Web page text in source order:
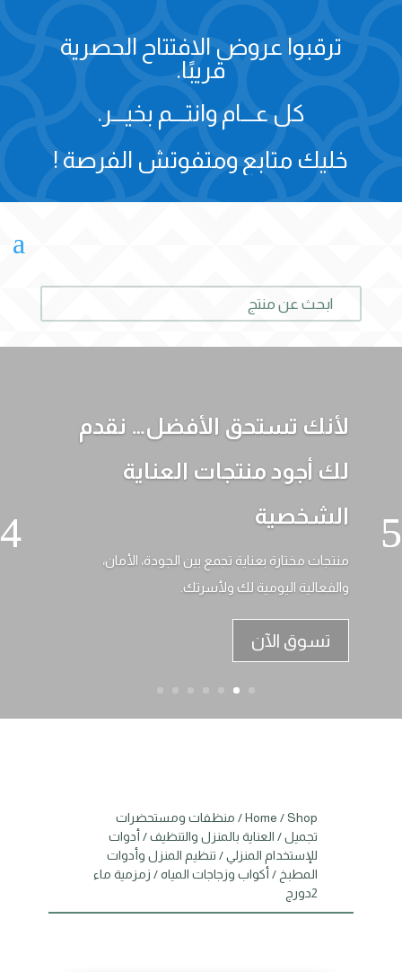
ترقبوا عروض الافتتاح الحصرية
قريبًا.
كل عـــام وانتـــم بخيـــر.
خليك متابع ومتفوتش الفرصة !
a
لأنك تستحق الأفضل… نقدم
لك أجود منتجات العناية
الشخصية
منتجات مختارة بعناية تجمع بين الجودة، الأمان،
والفعالية اليومية لك ولأسرتك.
تسوق الآن
Home /Shop
/ منظفات ومستحضرات
تجميل/ العناية بالمنزل والتنظيف/ أدوات
للإستخدام المنزلي/ تنظيم المنزل وأدوات
المطبخ / أكواب وزجاجات المياه/ زمزمية ماء
2دورج